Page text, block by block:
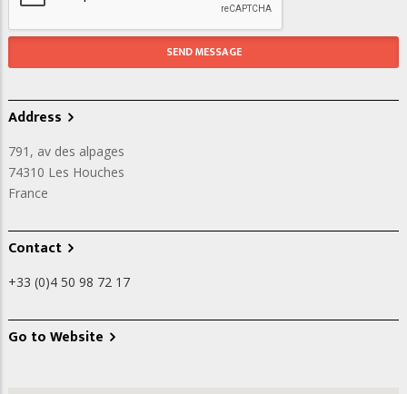
Address
791, av des alpages
74310 Les Houches
France
Contact
+33 (0)4 50 98 72 17
Go to Website